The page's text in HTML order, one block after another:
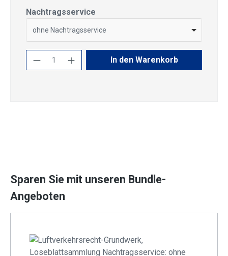
Nachtragsservice
ohne Nachtragsservice
Produkt Anzahl: Gib den gewünschten
In den Warenkorb
Sparen Sie mit unseren Bundle-
Angeboten